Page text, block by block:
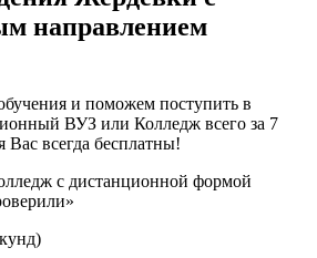
направлением
и поможем поступить в
ВУЗ или Колледж всего за 7
всегда бесплатны!
с дистанционной формой